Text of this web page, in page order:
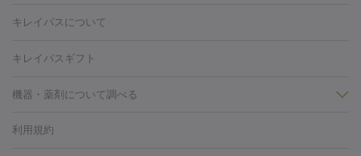
ン
ハイドラフェイシャル
美
リ・美肌）
光治療（フォトフェイシャルなど）
（胸）
ほくろ・いぼ切除
キレイパスについて
キレイパスギフト
機器・薬剤について調べる
薬剤
利用規約